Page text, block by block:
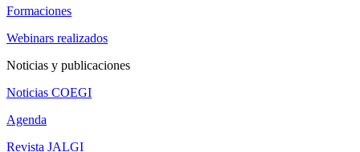
Formaciones
Webinars realizados
Noticias y publicaciones
Noticias COEGI
Agenda
Revista JALGI